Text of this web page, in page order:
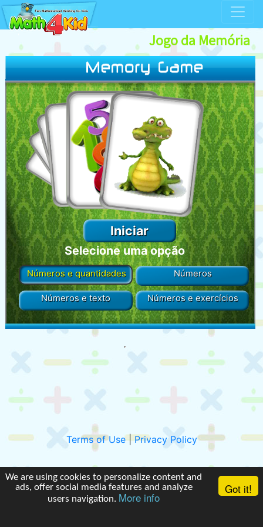
Jogo da Memória
Números e quantidades Números
Números e texto Números e exercícios
Selecione uma opção
Terms of Use|Privacy Policy
We are using cookies to personalize content and
ads, offer social media features and analyze
users navigation. More info
Got it!